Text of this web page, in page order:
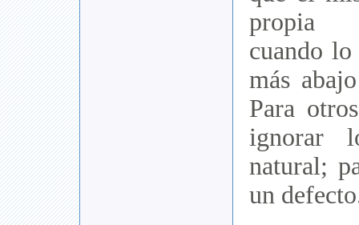
propia
cuando
más
Para
ignorar
natural;
un